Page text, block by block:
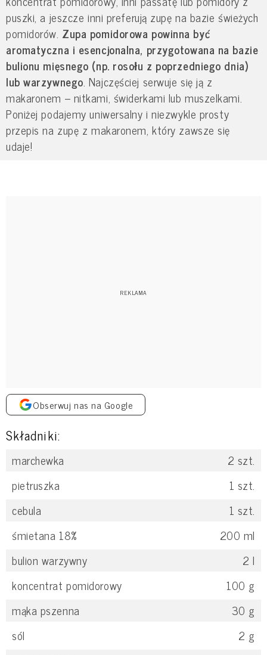
puszki, a jeszcze inni preferują zupę na bazie świeżych
pomidorów. Zupa pomidorowa powinna być
aromatyczna i esencjonalna, przygotowana na bazie
bulionu mięsnego (np. rosołu z poprzedniego dnia)
lub warzywnego. Najczęściej serwuje się ją z
makaronem – nitkami, świderkami lub muszelkami.
Poniżej podajemy uniwersalny i niezwykle prosty
przepis na zupę z makaronem, który zawsze się
udaje!
Obserwuj nas na Google
Składniki:
marchewka 2 szt.
pietruszka
1 szt.
cebula
1 szt.
śmietana 18%
200 ml
bulion warzywny
2 l
koncentrat pomidorowy
100 g
mąka pszenna
30 g
sól
2 g